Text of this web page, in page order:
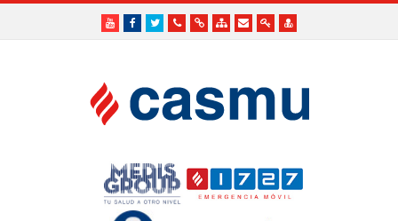
YoutubeFacebook
TwitterTeléfonos
EnlacesMapaFormularios
AccesoAcceso